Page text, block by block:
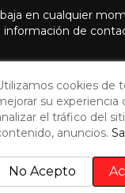
en cualquier
de
cookies de
su experiencia
el tráfico del
anuncios.
No Acepto